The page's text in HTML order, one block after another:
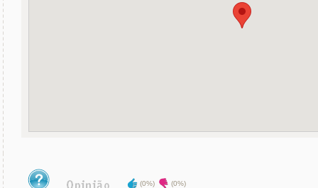
(0%) (0%)